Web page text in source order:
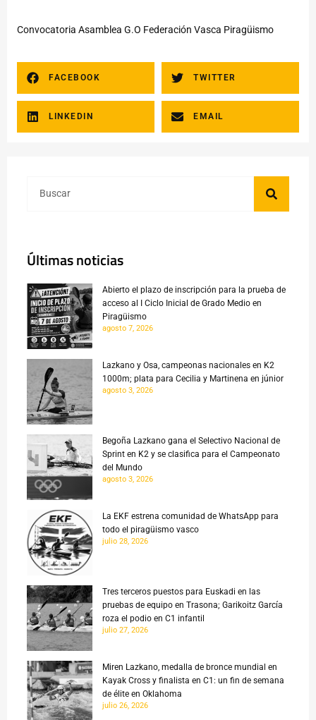
Convocatoria Asamblea G.O Federación Vasca Piragüismo
FACEBOOK TWITTER
LINKEDIN EMAIL
Últimas noticias
Abierto el plazo de inscripción para la prueba de
acceso al I Ciclo Inicial de Grado Medio en
Piragüismo
agosto 7, 2026
Lazkano y Osa, campeonas nacionales en K2
1000m; plata para Cecilia y Martinena en júnior
agosto 3, 2026
Begoña Lazkano gana el Selectivo Nacional de
Sprint en K2 y se clasifica para el Campeonato
del Mundo
agosto 3, 2026
La EKF estrena comunidad de WhatsApp para
todo el piragüismo vasco
julio 28, 2026
Tres terceros puestos para Euskadi en las
pruebas de equipo en Trasona; Garikoitz García
roza el podio en C1 infantil
julio 27, 2026
Miren Lazkano, medalla de bronce mundial en
Kayak Cross y finalista en C1: un fin de semana
de élite en Oklahoma
julio 26, 2026